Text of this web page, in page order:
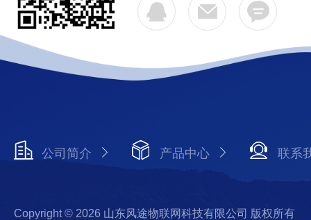
公司简介 产品中心 联系
Copyright © 2026 山东风途物联网科技有限公司 版权所有